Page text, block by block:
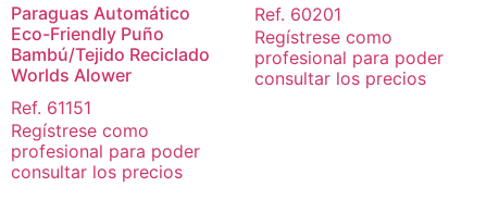
Paraguas Automático
Eco-Friendly Puño
Bambú/Tejido Reciclado
Worlds Alower
Ref. 61151
Regístrese como
profesional para poder
consultar los precios
Ref. 60201
Regístrese como
profesional para poder
consultar los precios